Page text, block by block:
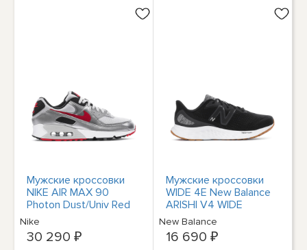
Мужские кроссовки
NIKE AIR MAX 90
Photon Dust/Univ Red
DX4233-001
Nike
30 290 ₽
Мужские кроссовки
WIDE 4E New Balance
ARISHI V4 WIDE
Black/Silver Mtllc/Gum
MARISEK4 Обувь
New Balance
16 690 ₽